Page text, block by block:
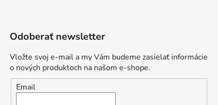
Odoberať newsletter
Vložte svoj e-mail a my Vám budeme zasielať informácie
o nových produktoch na našom e-shope.
Email